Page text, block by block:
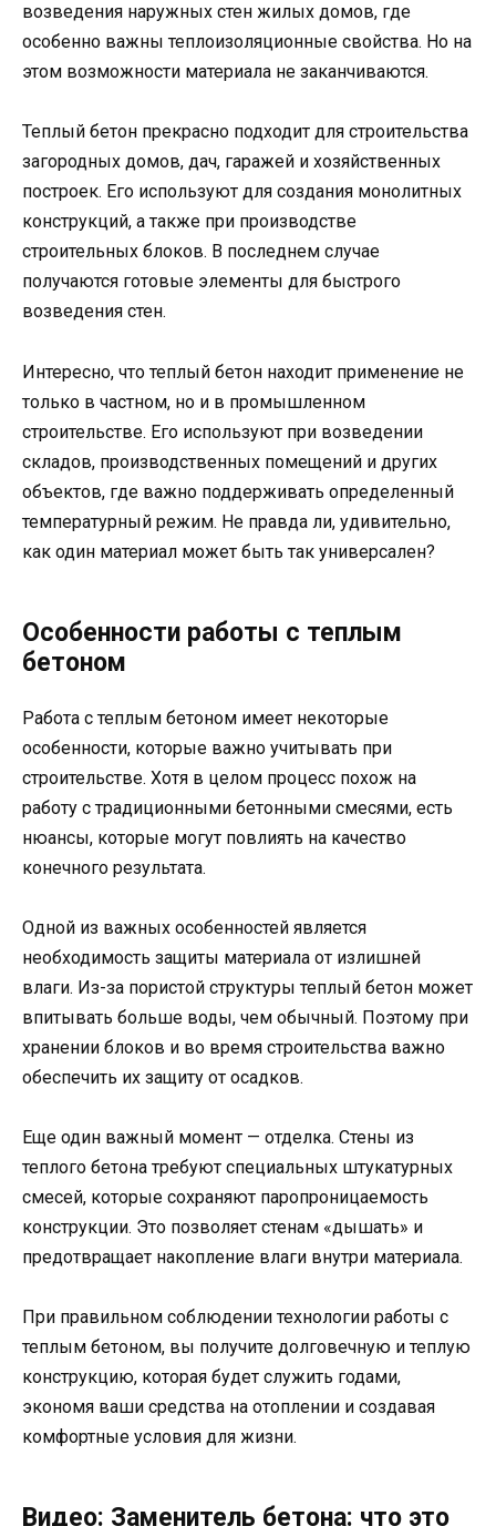
возведения наружных стен жилых домов, где
особенно важны теплоизоляционные свойства. Но на
этом возможности материала не заканчиваются.
Теплый бетон прекрасно подходит для строительства
загородных домов, дач, гаражей и хозяйственных
построек. Его используют для создания монолитных
конструкций, а также при производстве
строительных блоков. В последнем случае
получаются готовые элементы для быстрого
возведения стен.
Интересно, что теплый бетон находит применение не
только в частном, но и в промышленном
строительстве. Его используют при возведении
складов, производственных помещений и других
объектов, где важно поддерживать определенный
температурный режим. Не правда ли, удивительно,
как один материал может быть так универсален?
Особенности работы с теплым
бетоном
Работа с теплым бетоном имеет некоторые
особенности, которые важно учитывать при
строительстве. Хотя в целом процесс похож на
работу с традиционными бетонными смесями, есть
нюансы, которые могут повлиять на качество
конечного результата.
Одной из важных особенностей является
необходимость защиты материала от излишней
влаги. Из-за пористой структуры теплый бетон может
впитывать больше воды, чем обычный. Поэтому при
хранении блоков и во время строительства важно
обеспечить их защиту от осадков.
Еще один важный момент — отделка. Стены из
теплого бетона требуют специальных штукатурных
смесей, которые сохраняют паропроницаемость
конструкции. Это позволяет стенам «дышать» и
предотвращает накопление влаги внутри материала.
При правильном соблюдении технологии работы с
теплым бетоном, вы получите долговечную и теплую
конструкцию, которая будет служить годами,
экономя ваши средства на отоплении и создавая
комфортные условия для жизни.
Видео: Заменитель бетона: что это